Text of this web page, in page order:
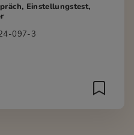
Einstellungstest,
097-3